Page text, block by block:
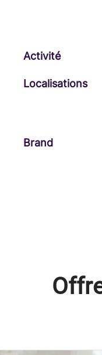
Activité
Localisations
Brand